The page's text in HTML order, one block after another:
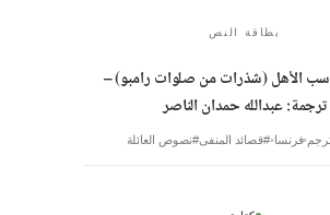
بطاقة النص
الأهل (شذرات من صلوات رامبو) –
ترجمة: عبدالله حمدان الناصر
فرنسا #قصائد المنفى#نصوص العائلة